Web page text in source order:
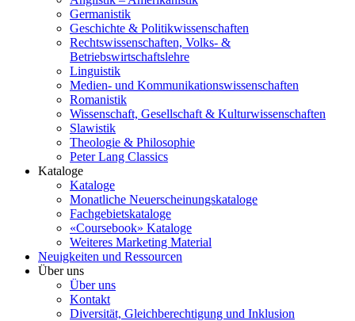
Germanistik
Geschichte & Politikwissenschaften
Rechtswissenschaften, Volks- &
Betriebswirtschaftslehre
Linguistik
Medien- und Kommunikationswissenschaften
Romanistik
Wissenschaft, Gesellschaft & Kulturwissenschaften
Slawistik
Theologie & Philosophie
Peter Lang Classics
Kataloge
Kataloge
Monatliche Neuerscheinungskataloge
Fachgebietskataloge
«Coursebook» Kataloge
Weiteres Marketing Material
Neuigkeiten und Ressourcen
Über uns
Über uns
Kontakt
Diversität, Gleichberechtigung und Inklusion